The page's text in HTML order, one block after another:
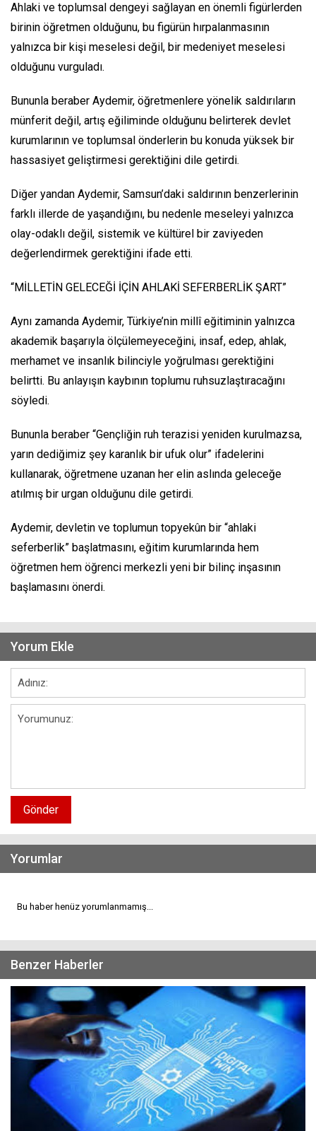
Ahlaki ve toplumsal dengeyi sağlayan en önemli figürlerden
birinin öğretmen olduğunu, bu figürün hırpalanmasının
yalnızca bir kişi meselesi değil, bir medeniyet meselesi
olduğunu vurguladı.
Bununla beraber Aydemir, öğretmenlere yönelik saldırıların
münferit değil, artış eğiliminde olduğunu belirterek devlet
kurumlarının ve toplumsal önderlerin bu konuda yüksek bir
hassasiyet geliştirmesi gerektiğini dile getirdi.
Diğer yandan Aydemir, Samsun’daki saldırının benzerlerinin
farklı illerde de yaşandığını, bu nedenle meseleyi yalnızca
olay-odaklı değil, sistemik ve kültürel bir zaviyeden
değerlendirmek gerektiğini ifade etti.
“MİLLETİN GELECEĞİ İÇİN AHLAKİ SEFERBERLİK ŞART”
Aynı zamanda Aydemir, Türkiye’nin millî eğitiminin yalnızca
akademik başarıyla ölçülemeyeceğini, insaf, edep, ahlak,
merhamet ve insanlık bilinciyle yoğrulması gerektiğini
belirtti. Bu anlayışın kaybının toplumu ruhsuzlaştıracağını
söyledi.
Bununla beraber “Gençliğin ruh terazisi yeniden kurulmazsa,
yarın dediğimiz şey karanlık bir ufuk olur” ifadelerini
kullanarak, öğretmene uzanan her elin aslında geleceğe
atılmış bir urgan olduğunu dile getirdi.
Aydemir, devletin ve toplumun topyekûn bir “ahlaki
seferberlik” başlatmasını, eğitim kurumlarında hem
öğretmen hem öğrenci merkezli yeni bir bilinç inşasının
başlamasını önerdi.
Yorum Ekle
Gönder
Yorumlar
Bu haber henüz yorumlanmamış...
Benzer Haberler